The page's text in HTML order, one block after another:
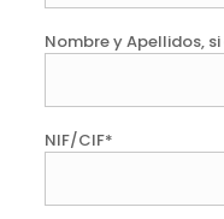
Nombre y Apellidos,
NIF/CIF*